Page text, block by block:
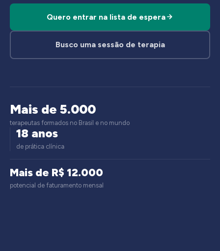
Quero entrar na lista de espera
Busco uma sessão de terapia
Mais de 5.000
terapeutas formados no Brasil e no mundo
18 anos
de prática clínica
Mais de R$ 12.000
potencial de faturamento mensal